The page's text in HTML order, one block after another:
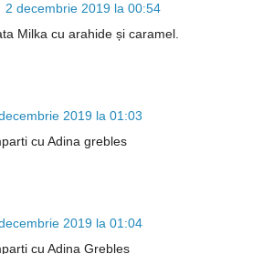
2 decembrie 2019 la 00:54
Milka cu arahide și caramel.
2019 la 01:03
cu Adina grebles
2019 la 01:04
cu Adina Grebles